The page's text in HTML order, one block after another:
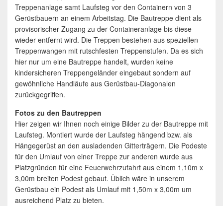
Treppenanlage samt Laufsteg vor den Containern von 3
Gerüstbauern an einem Arbeitstag. Die Bautreppe dient als
provisorischer Zugang zu der Containeranlage bis diese
wieder entfernt wird. Die Treppen bestehen aus speziellen
Treppenwangen mit rutschfesten Treppenstufen. Da es sich
hier nur um eine Bautreppe handelt, wurden keine
kindersicheren Treppengeländer eingebaut sondern auf
gewöhnliche Handläufe aus Gerüstbau-Diagonalen
zurückgegriffen.
Fotos zu den Bautreppen
Hier zeigen wir Ihnen noch einige Bilder zu der Bautreppe mit
Laufsteg. Montiert wurde der Laufsteg hängend bzw. als
Hängegerüst an den ausladenden Gitterträgern. Die Podeste
für den Umlauf von einer Treppe zur anderen wurde aus
Platzgründen für eine Feuerwehrzufahrt aus einem 1,10m x
3,00m breiten Podest gebaut. Üblich wäre in unserem
Gerüstbau ein Podest als Umlauf mit 1,50m x 3,00m um
ausreichend Platz zu bieten.